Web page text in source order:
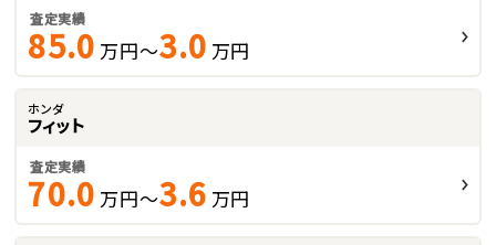
査定実績
85.0 万円～3.0 万円
ホンダ
フィット
査定実績
70.0 万円～3.6 万円